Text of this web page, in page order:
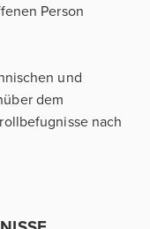
Person
und
dem
nach